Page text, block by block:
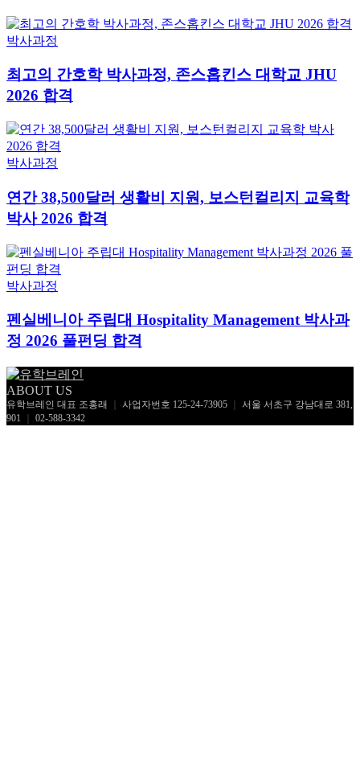
박사과정
최고의 간호학 박사과정, 존스홉킨스 대학교 JHU
2026 합격
박사과정
연간 38,500달러 생활비 지원, 보스턴컬리지 교육학
박사 2026 합격
박사과정
펜실베니아 주립대 Hospitality Management 박사과
정 2026 풀펀딩 합격
ABOUT US
유학브레인 대표 조홍래 사업자번호 125-24-73905
서울 서초구 강남대로 381,
901
02-588-3342